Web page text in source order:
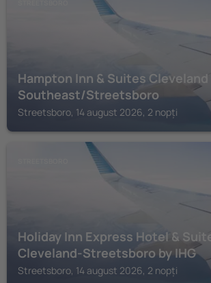
Hampton Inn & Suites Cleveland
Southeast/Streetsboro
Streetsboro, 14 august 2026, 2 nopți
Holiday Inn Express Hotel &
Cleveland-Streetsboro by IHG
Streetsboro, 14 august 2026, 2 nopți